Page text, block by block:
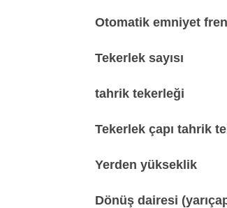
Otomatik emniyet
Tekerlek sayısı
tahrik tekerleği
Tekerlek çapı tahrik
Yerden yükseklik
Dönüş dairesi